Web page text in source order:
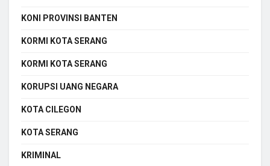
KONI PROVINSI BANTEN
KORMI KOTA SERANG
KORMI KOTA SERANG
KORUPSI UANG NEGARA
KOTA CILEGON
KOTA SERANG
KRIMINAL